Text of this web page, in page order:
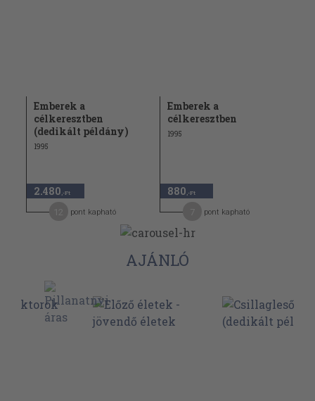
Emberek a
célkeresztben
(dedikált példány)
1995
2.480 ,-Ft
pont kapható
Emberek a
célkeresztben
1995
880 ,-Ft
pont kapható
AJÁNLÓ